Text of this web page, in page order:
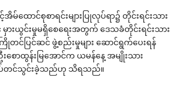
ထောင်စုစာရင်းများပြုလုပ်ရာ၌ တိုင်းရင်းသား
ားယွင်းမှုမရှိစေရေးအတွက် ဒေသခံတိုင်းရင်းသား
တင်ပြင်ဆင် ဖွဲ့စည်းမှုများ ဆောင်ရွက်ပေးရန်
ာထွန်းမြအောင်က ယမန်နေ့ အမျိုးသား
င်သွင်းခဲ့သည်ဟု သိရသည်။